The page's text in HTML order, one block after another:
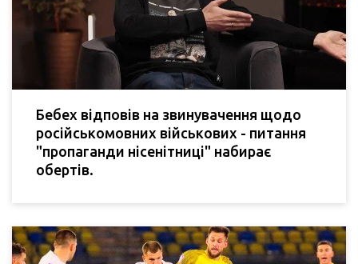
Бебех відповів на звинувачення щодо
російськомовних військових - питання
"пропаганди нісенітниці" набирає
обертів.